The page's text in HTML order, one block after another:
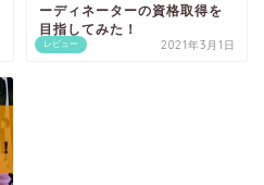
レビュー
ーディネーターの資格取得を
目指してみた！
2021年3月1日